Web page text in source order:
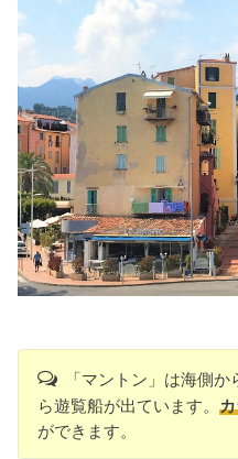
「マントン」は海側
ら遊覧船が出ています。
ができます。